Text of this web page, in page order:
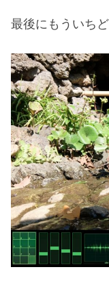
最後にもういちど